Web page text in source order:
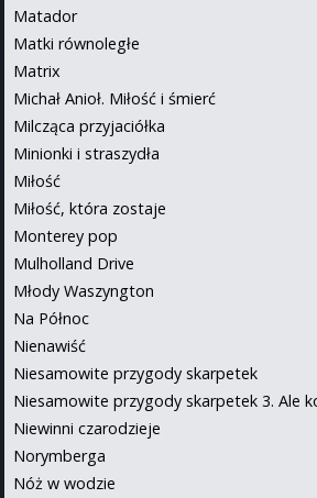
Matador
Matki równoległe
Matrix
Michał Anioł. Miłość i śmierć
Milcząca przyjaciółka
Minionki i straszydła
Miłość
Miłość, która zostaje
Monterey pop
Mulholland Drive
Młody Waszyngton
Na Północ
Nienawiść
Niesamowite przygody skarpetek
Niesamowite przygody skarpetek 3. Ale
Niewinni czarodzieje
Norymberga
Nóż w wodzie